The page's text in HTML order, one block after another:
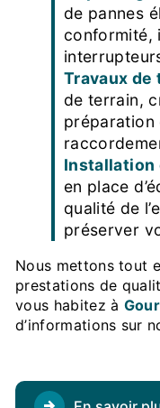
de pannes
conformité,
Travaux de
de terrain,
préparation
Installation
en place
qualité de
préserver
Nous mettons tout en œuvre pour vous fournir des
prestations de
vous habitez à
d’informations sur